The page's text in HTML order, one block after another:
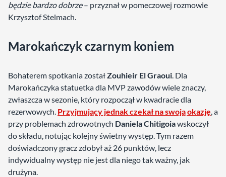
będzie bardzo dobrze– przyznał w pomeczowej rozmowie
Krzysztof Stelmach.
Marokańczyk czarnym koniem
Bohaterem spotkania zostałZouhieir El Graoui. Dla
Marokańczyka statuetka dla MVP zawodów wiele znaczy,
zwłaszcza w sezonie, który rozpoczął w kwadracie dla
rezerwowych. Przyjmujący jednak czekał na swoją okazję, a
przy problemach zdrowotnych Daniela Chitigoiawskoczył
do składu, notując kolejny świetny występ. Tym razem
doświadczony gracz zdobył aż 26 punktów, lecz
indywidualny występ nie jest dla niego tak ważny, jak
drużyna.